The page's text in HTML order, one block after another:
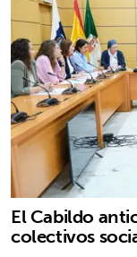
El Cabildo
colectivos